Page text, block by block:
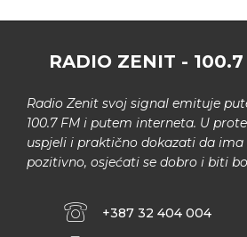
RADIO ZENIT - 100.7
Radio Zenit svoj signal emituje
100.7 FM i putem interneta. U
uspjeli i praktično dokazati da
pozitivno, osjećati se dobro i biti
+387 32 404 004